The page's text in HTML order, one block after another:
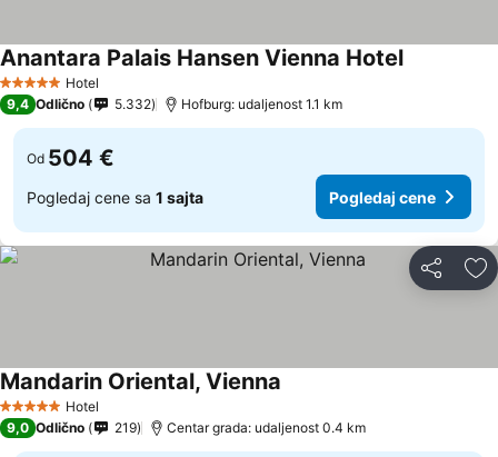
5 ZvezdiceHotel
Anantara Palais Hansen Vienna Hotel
9,4 Odlično 5.332 Hofburg: udaljenost 1.1 km
Od 504 €
Pogledaj cene sa 1 sajta Pogledaj cene
Deli
5 ZvezdiceHotel
Mandarin Oriental, Vienna
9,0 Odlično 219 Centar grada: udaljenost 0.4 km